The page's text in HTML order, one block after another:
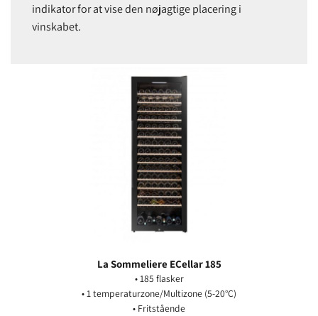
indikator for at vise den nøjagtige placering i
vinskabet.
La Sommeliere ECellar 185
• 185 flasker
• 1 temperaturzone/Multizone (5-20°C)
• Fritstående